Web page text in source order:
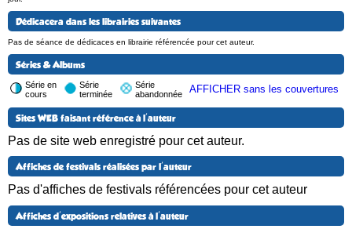
Dédicacera dans les librairies suivantes
Pas de séance de dédicaces en librairie référencée pour cet auteur.
Séries & Albums
Série en
cours
Série
terminée
Série
abandonnée
AFFICHER sans les couvertures
Sites WEB faisant référence à l'auteur
Pas de site web enregistré pour cet auteur.
Affiches de festivals réalisées par l'auteur
Pas d'affiches de festivals référencées pour cet auteur
Affiches d'expositions relatives à l'auteur